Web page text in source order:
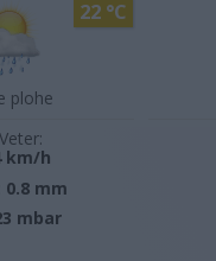
plohe
22 °C
Veter:
km/h
0.8 mm
mbar